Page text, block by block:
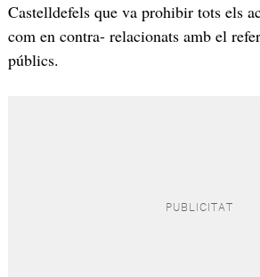
Castelldefels que va prohibir tots els
com en contra- relacionats amb el
públics.